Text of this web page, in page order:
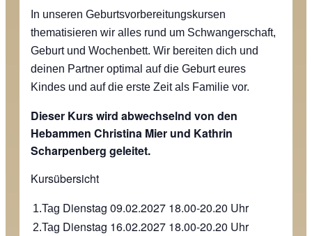
In unseren Geburtsvorbereitungskursen
thematisieren wir alles rund um Schwangerschaft,
Geburt und Wochenbett. Wir bereiten dich und
deinen Partner optimal auf die Geburt eures
Kindes und auf die erste Zeit als Familie vor.
Dieser Kurs wird abwechselnd von den
Hebammen Christina Mier und Kathrin
Scharpenberg geleitet.
Kursübersicht
1.Tag Dienstag 09.02.2027 18.00-20.20 Uhr
2.Tag Dienstag 16.02.2027 18.00-20.20 Uhr